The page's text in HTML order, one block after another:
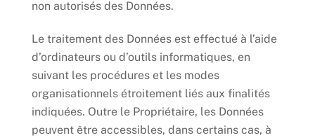
non autorisés des Données.
Le traitement des Données est effectué à l’aide
d’ordinateurs ou d’outils informatiques, en
suivant les procédures et les modes
organisationnels étroitement liés aux finalités
indiquées. Outre le Propriétaire, les Données
peuvent être accessibles, dans certains cas, à